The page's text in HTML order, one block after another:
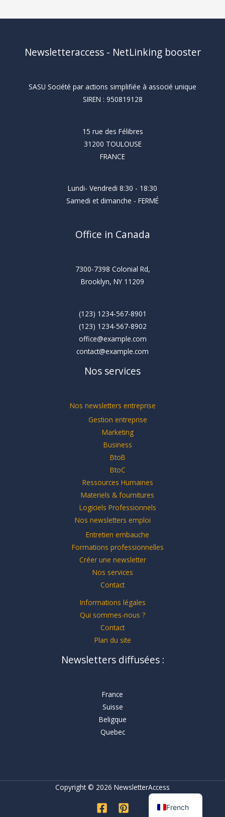
Newsletteraccess - NetLinking booster
SASU Société par actions simplifiée à associé unique
SIREN : 950819128
15 rue des Félibres
31200 TOULOUSE
FRANCE
Lundi- Vendredi 8:30 - 18:30
Samedi et dimanche - FERMÉ
Office in Canada
7300-7398 Colonial Rd,
Brooklyn, NY 11209
(123) 1234-567-8901
(123) 1234-567-8902
office@example.com
contact@example.com
Nos services
Nos newsletters entreprise
Gestion entreprise
Marketing
Business
BtoB
BtoC
Ressources Humaines
Materiels & fournitures
Logiciels Professionnels
Nos newsletters emploi
Entretien embauche
Formations professionnelles
Créer une newsletter
Nos services
Contact
Informations légales
Qui sommes-nous ?
Contact
Plan du site
Newsletters diffusées :
France
Suisse
Beligque
Quebec
Copyright © 2026 NewsletterAccess
French